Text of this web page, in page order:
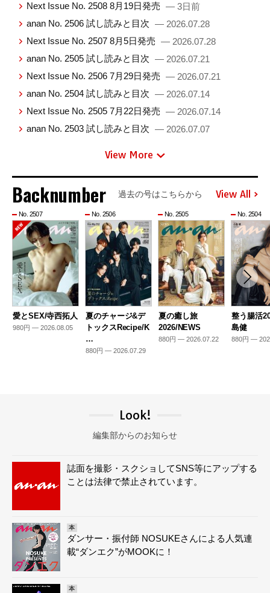
Next Issue No. 2508 8月19日発売 — 3日前
anan No. 2506 試し読みと目次 — 2026.07.28
Next Issue No. 2507 8月5日発売 — 2026.07.28
anan No. 2505 試し読みと目次 — 2026.07.21
Next Issue No. 2506 7月29日発売 — 2026.07.21
anan No. 2504 試し読みと目次 — 2026.07.14
Next Issue No. 2505 7月22日発売 — 2026.07.14
anan No. 2503 試し読みと目次 — 2026.07.07
View More
Backnumber 過去の号はこちらから View All
No. 2507
愛とSEX/寺西拓人
980円 — 2026.08.05
No. 2506
夏のチャージ&デ
トックスRecipe/K
…
880円 — 2026.07.29
No. 2505
夏の癒し旅
2026/NEWS
880円 — 2026.07.22
No. 2504
整う腸活
島健
880円 —
Look!
編集部からのお知らせ
誌面を撮影・スクショしてSNS等にアップする
ことは法律で禁止されています。
本
ダンサー・振付師 NOSUKEさんによる人気連
載“ダンエク”がMOOKに！
本